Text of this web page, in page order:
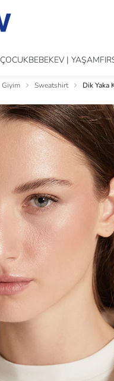
ÇOCUKBEBEKEV | YAŞAM
Giyim Sweatshirt Dik Yaka